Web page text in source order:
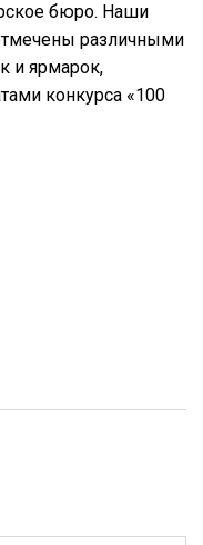
бюро. Наши
различными
и ярмарок,
конкурса «100